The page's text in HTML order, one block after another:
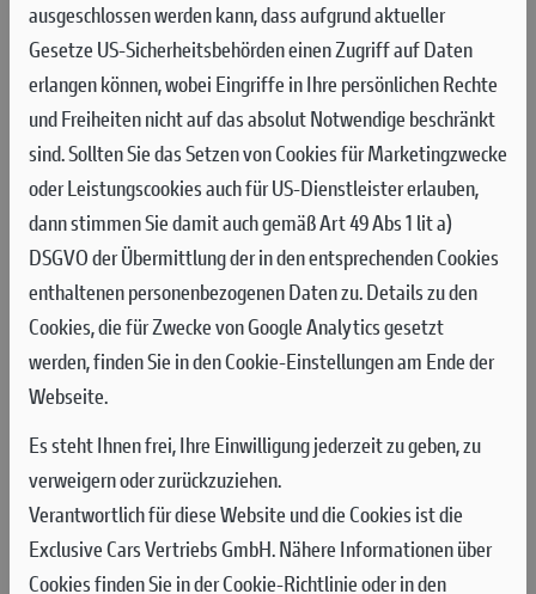
beendet. Der amtierende Weltmeister führte auf seiner
Desmosedici GP #1 vom Start bis ins Ziel. Enea Bastianini
stürzte in der dritten Runde, nachdem er in der ersten Kurve
mit Jorge Martín zusammengestoßen war.
Bagnaia erwischte einen perfekten Start vom zweiten Platz
und übernahm die Führung, als er in Kurve drei einbog. Pecco
gab während des ganzen Sprints das Tempo vor und schaffte
es, sich bei Halbzeit einen kleinen Vorsprung auf seine
nächsten Gegner herauszufahren, sodass er trotz der Versuche
von Marc Marquéz, in den letzten Runden die Lücke zu
seinem ersten Sprintsieg in diesem Jahr (der vorherige war am
19. August 2023 beim GP von Österreich) und dem heutigen
Sturz des Meisterschaftsführenden Martín liegt Bagnaia nun
27 Punkte hinter dem ersten Platz in der Gesamtwertung.
ausgeschlossen werden kann, dass aufgrund aktueller
Gesetze US-Sicherheitsbehörden einen Zugriff auf Daten
erlangen können, wobei Eingriffe in Ihre persönlichen Rechte
und Freiheiten nicht auf das absolut Notwendige beschränkt
sind.Sollten Sie das Setzen von Cookies für Marketingzwecke
oder Leistungscookies auch für US-Dienstleister erlauben,
dann stimmen Sie damit auch gemäß Art 49 Abs 1 lit a)
DSGVO der Übermittlung der in den entsprechenden Cookies
enthaltenen personenbezogenen Daten zu. Details zu den
Cookies, die für Zwecke von Google Analytics gesetzt
werden, finden Sie in den Cookie-Einstellungen am Ende der
Webseite.
Es steht Ihnen frei, Ihre Einwilligung jederzeit zu geben, zu
verweigern oder zurückzuziehen.
Verantwortlich für diese Website und die Cookies ist die
Exclusive Cars Vertriebs GmbH. Nähere Informationen über
Cookies finden Sie in der Cookie-Richtlinie oder in den